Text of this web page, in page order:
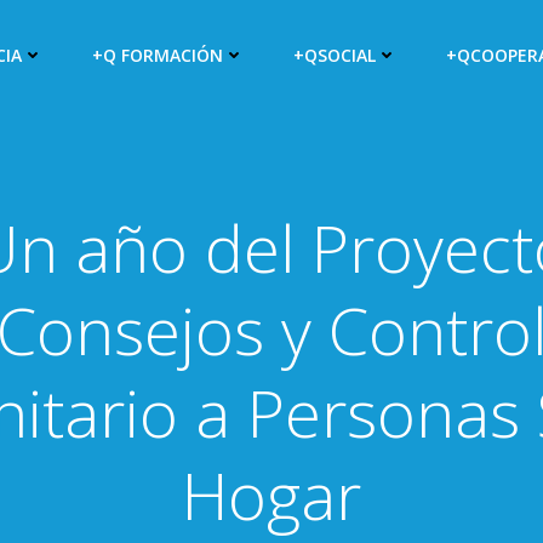
+Q FORMACIÓN +QSOCIAL
año del
Consejos y Control
a Personas
Hogar